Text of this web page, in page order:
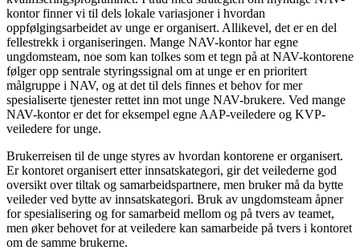
kontor finner vi til dels lokale variasjoner i hvordan
oppfølgingsarbeidet av unge er organisert. Allikevel, det er en del
fellestrekk i organiseringen. Mange NAV-kontor har egne
ungdomsteam, noe som kan tolkes som et tegn på at NAV-kontorene
følger opp sentrale styringssignal om at unge er en prioritert
målgruppe i NAV, og at det til dels finnes et behov for mer
spesialiserte tjenester rettet inn mot unge NAV-brukere. Ved mange
NAV-kontor er det for eksempel egne AAP-veiledere og KVP-
veiledere for unge.
Brukerreisen til de unge styres av hvordan kontorene er organisert.
Er kontoret organisert etter innsatskategori, gir det veilederne god
oversikt over tiltak og samarbeidspartnere, men bruker må da bytte
veileder ved bytte av innsatskategori. Bruk av ungdomsteam åpner
for spesialisering og for samarbeid mellom og på tvers av teamet,
men øker behovet for at veiledere kan samarbeide på tvers i kontoret
om de samme brukerne.